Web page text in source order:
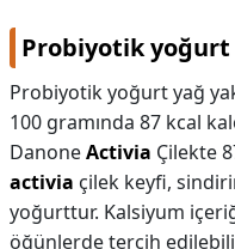
Probiyotik yoğurt
Probiyotik yoğurt yağ
100 gramında 87 kcal
DanoneActivia Çilekte
activia çilek keyfi,
yoğurttur. Kalsiyum
öğünlerde tercih